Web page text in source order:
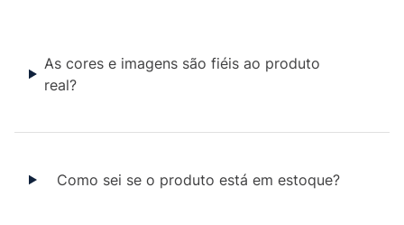
As cores e imagens são fiéis ao produto
real?
Como sei se o produto está em estoque?